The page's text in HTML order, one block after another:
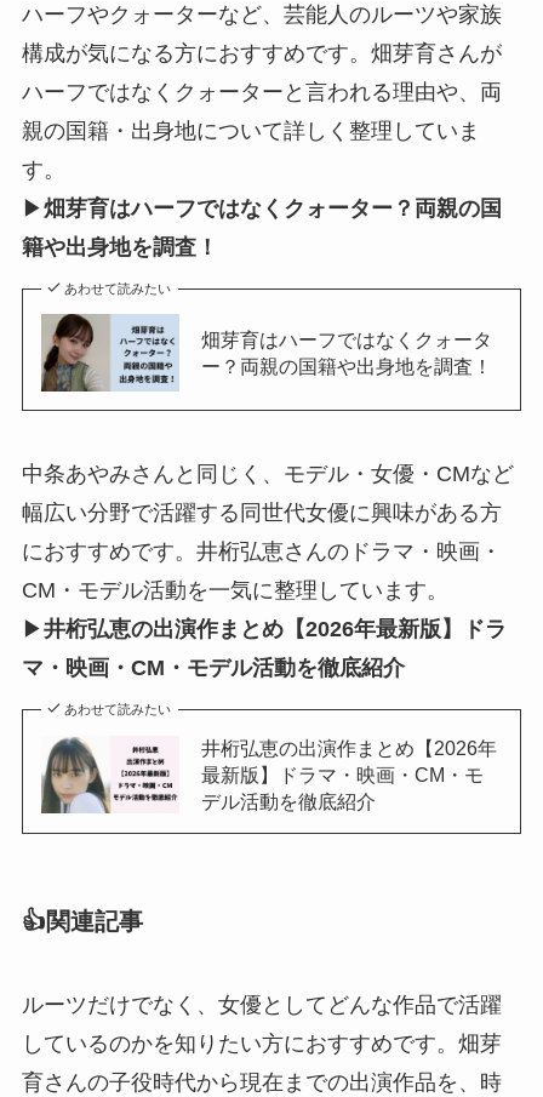
ハーフやクォーターなど、芸能人のルーツや家族
構成が気になる方におすすめです。畑芽育さんが
ハーフではなくクォーターと言われる理由や、両
親の国籍・出身地について詳しく整理していま
す。
▶畑芽育はハーフではなくクォーター？両親の国
籍や出身地を調査！
あわせて読みたい
畑芽育はハーフではなくクォータ
ー？両親の国籍や出身地を調査！
中条あやみさんと同じく、モデル・女優・CMなど
幅広い分野で活躍する同世代女優に興味がある方
におすすめです。井桁弘恵さんのドラマ・映画・
CM・モデル活動を一気に整理しています。
▶井桁弘恵の出演作まとめ【2026年最新版】ドラ
マ・映画・CM・モデル活動を徹底紹介
あわせて読みたい
井桁弘恵の出演作まとめ【2026年
最新版】ドラマ・映画・CM・モ
デル活動を徹底紹介
👍関連記事
ルーツだけでなく、女優としてどんな作品で活躍
しているのかを知りたい方におすすめです。畑芽
育さんの子役時代から現在までの出演作品を、時